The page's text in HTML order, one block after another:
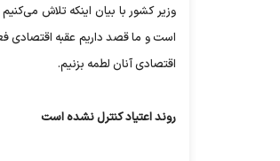
است و ما قصد داریم عقبه اقتصادی
اقتصادی آنان لطمه بزنیم.
روند اعتیاد کنترل نشده است